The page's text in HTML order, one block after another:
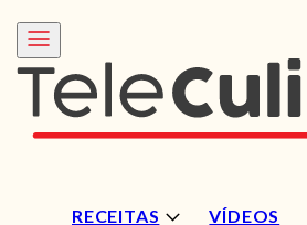
RECEITAS VÍDEOS